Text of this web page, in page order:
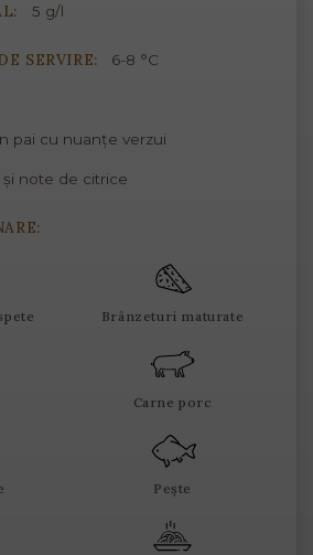
5 g/l
SERVIRE: 6-8 °C
pai cu nuanțe verzui
și note de citrice
Brânzeturi maturate
Carne porc
Pește